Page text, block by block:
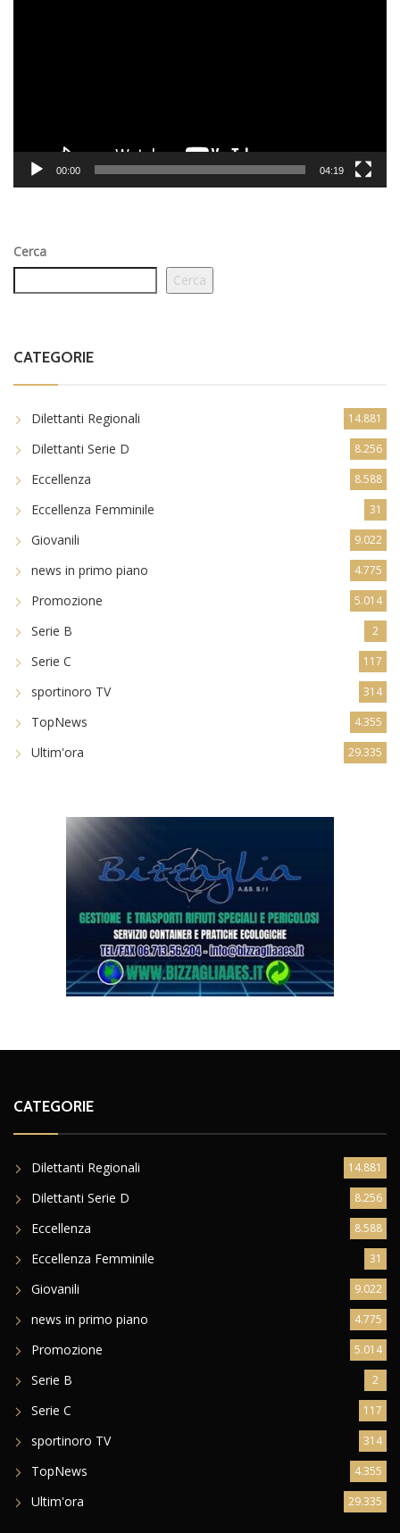
00:00 04:19
Cerca
Cerca
CATEGORIE
Dilettanti Regionali 14.881
Dilettanti Serie D 8.256
Eccellenza 8.588
Eccellenza Femminile 31
Giovanili 9.022
news in primo piano 4.775
Promozione 5.014
Serie B 2
Serie C 117
sportinoro TV 314
TopNews 4.355
Ultim'ora 29.335
CATEGORIE
Dilettanti Regionali 14.881
Dilettanti Serie D 8.256
Eccellenza 8.588
Eccellenza Femminile 31
Giovanili 9.022
news in primo piano 4.775
Promozione 5.014
Serie B 2
Serie C 117
sportinoro TV 314
TopNews 4.355
Ultim'ora 29.335